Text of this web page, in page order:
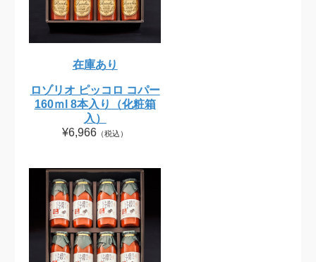
在庫あり
ロゾリオ ピッコロ コパー
160ｍl 8本入り（化粧箱
入）
¥6,966 （税込）